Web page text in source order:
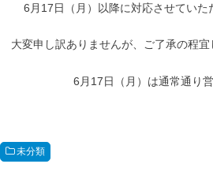
6月17日（月）以降に対応させていた
大変申し訳ありませんが、ご了承の程宜
6月17日（月）は通常通り営
未分類